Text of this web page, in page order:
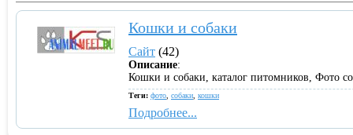
Кошки и собаки
Сайт (42)
Описание:
Кошки и собаки, каталог питомников, Фото
Теги: фото собаки кошки
Подробнее...